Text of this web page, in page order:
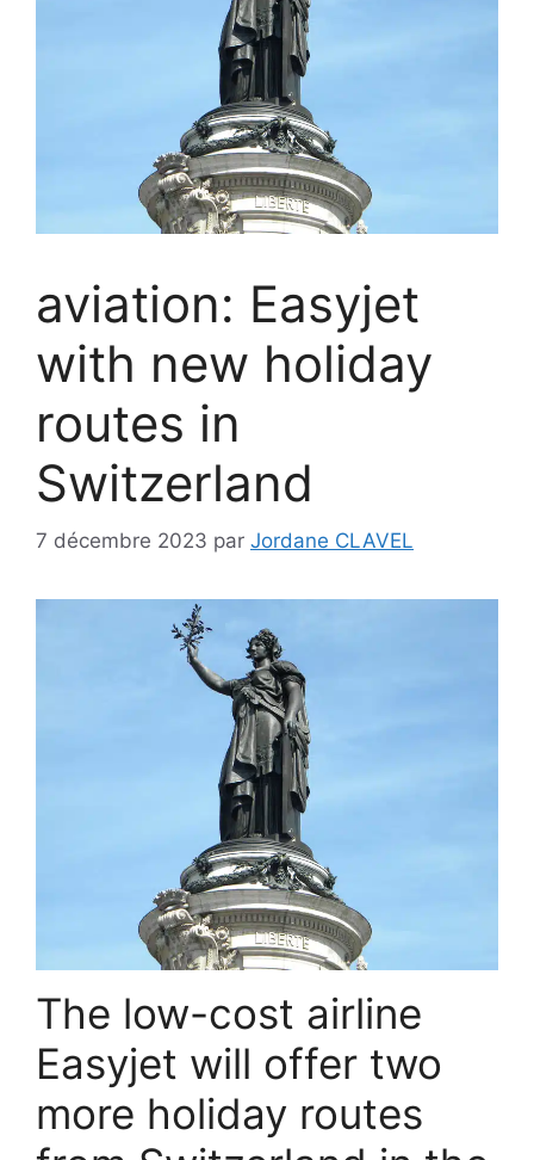
aviation: Easyjet
with new holiday
routes in
Switzerland
7 décembre 2023 par Jordane CLAVEL
The low-cost airline
Easyjet will offer two
more holiday routes